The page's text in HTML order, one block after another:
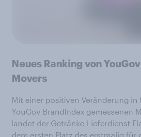
Neues Ranking von
Movers
Mit einer positiven Veränderung in
YouGov BrandIndex gemessenen
landet der Getränke-Lieferdienst
dem ersten Platz des erstmalig für